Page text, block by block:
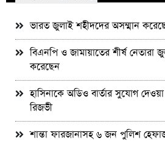
ভারত জুলাই শহীদদের অসম্মান
বিএনপি ও জামায়াতের শীর্ষ নেতারা
করেছেন
হাসিনাকে অডিও বার্তার সুযোগ দেওয়া
রিজভী
শান্তা ফারজানাসহ ৬ জন পুলিশ